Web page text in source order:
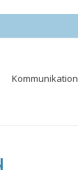
Kommunikation